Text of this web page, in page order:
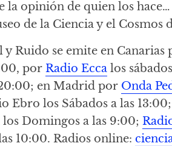
opinión de quien los hace…
de la Ciencia y el Cosmos
y Ruido se emite en
porRadio Ecca los
en Madrid por Onda
Ebro los Sábados a las
los Domingos a las 9:00;
10:00. Radios online: